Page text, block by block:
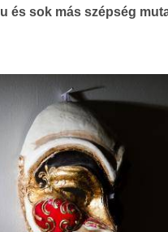
sok más szépség